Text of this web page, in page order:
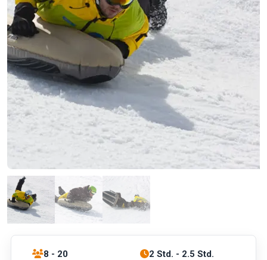
8 - 20
2 Std. - 2.5 Std.